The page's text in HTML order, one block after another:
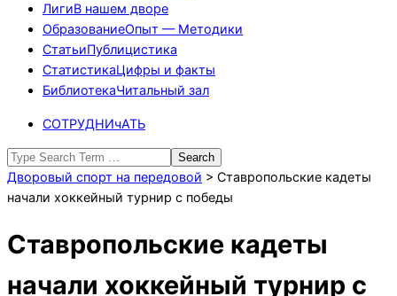
ЛигиВ нашем дворе
ОбразованиеОпыт — Методики
СтатьиПублицистика
СтатистикаЦифры и факты
БиблиотекаЧитальный зал
СОТРУДНИчАТЬ
Search
Дворовый спорт на передовой > Ставропольские кадеты
начали хоккейный турнир с победы
Ставропольские кадеты
начали хоккейный турнир с